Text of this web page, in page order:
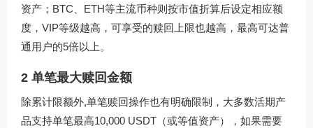
资产；BTC、ETH等主流币种则按市值折算后设定相应额
度，VIP等级越高，可享受的赎回上限也越高，最高可达普
通用户的5倍以上。
2 单笔最大赎回金额
除累计限额外,单笔赎回操作也有明确限制，大多数活期产
品支持单笔最高10,000 USDT（或等值资产），如果需要